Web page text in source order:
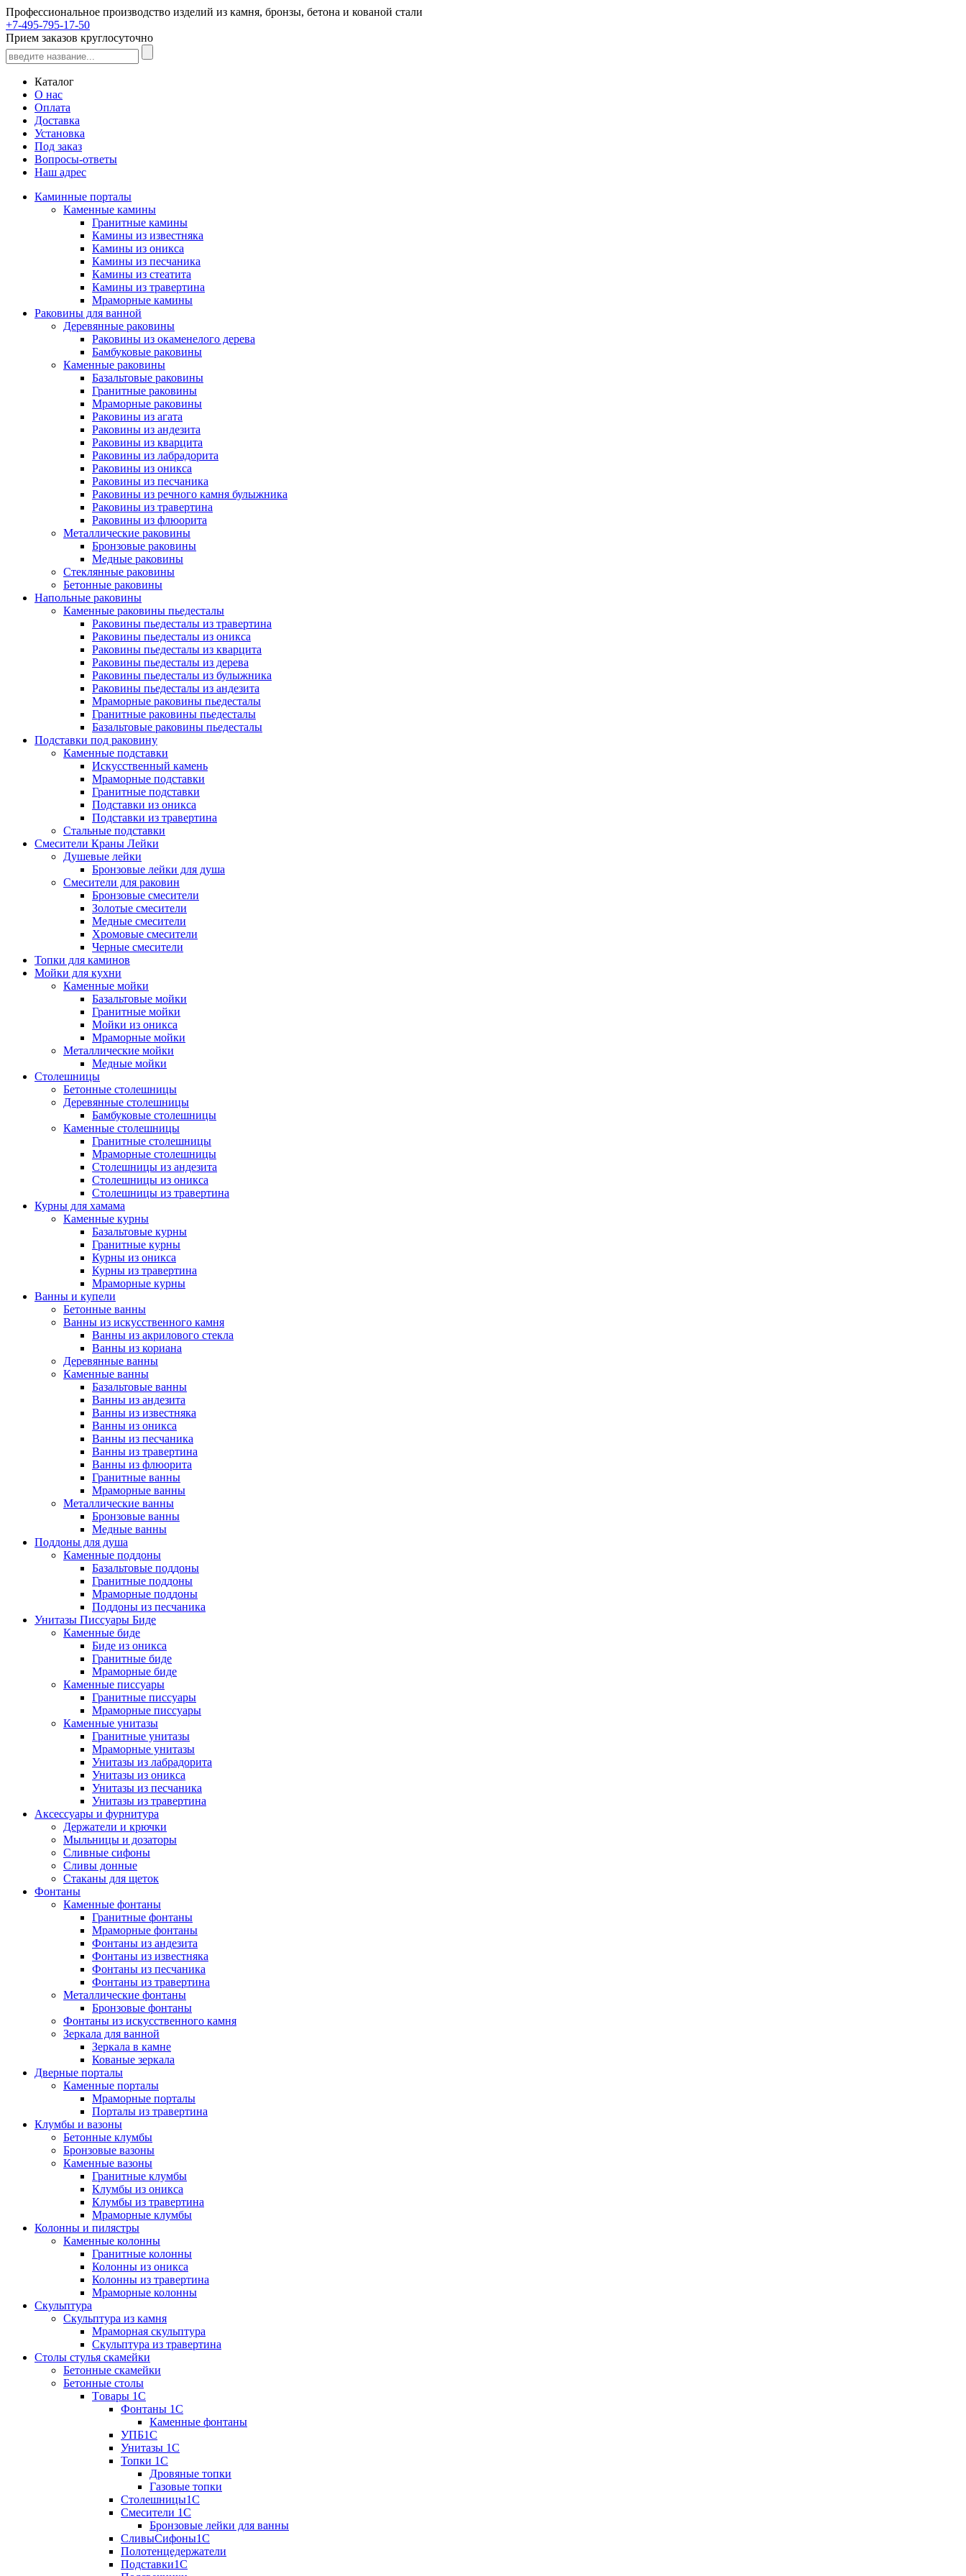
Профессиональное производство изделий из камня, бронзы, бетона и кованой стали
+7-495-795-17-50
Прием заказов круглосуточно
Каталог
О нас
Оплата
Доставка
Установка
Под заказ
Вопросы-ответы
Наш адрес
Каминные порталы
Каменные камины
Гранитные камины
Камины из известняка
Камины из оникса
Камины из песчаника
Камины из стеатита
Камины из травертина
Мраморные камины
Раковины для ванной
Деревянные раковины
Раковины из окаменелого дерева
Бамбуковые раковины
Каменные раковины
Базальтовые раковины
Гранитные раковины
Мраморные раковины
Раковины из агата
Раковины из андезита
Раковины из кварцита
Раковины из лабрадорита
Раковины из оникса
Раковины из песчаника
Раковины из речного камня булыжника
Раковины из травертина
Раковины из флюорита
Металлические раковины
Бронзовые раковины
Медные раковины
Стеклянные раковины
Бетонные раковины
Напольные раковины
Каменные раковины пьедесталы
Раковины пьедесталы из травертина
Раковины пьедесталы из оникса
Раковины пьедесталы из кварцита
Раковины пьедесталы из дерева
Раковины пьедесталы из булыжника
Раковины пьедесталы из андезита
Мраморные раковины пьедесталы
Гранитные раковины пьедесталы
Базальтовые раковины пьедесталы
Подставки под раковину
Каменные подставки
Искусственный камень
Мраморные подставки
Гранитные подставки
Подставки из оникса
Подставки из травертина
Стальные подставки
Смесители Краны Лейки
Душевые лейки
Бронзовые лейки для душа
Смесители для раковин
Бронзовые смесители
Золотые смесители
Медные смесители
Хромовые смесители
Черные смесители
Топки для каминов
Мойки для кухни
Каменные мойки
Базальтовые мойки
Гранитные мойки
Мойки из оникса
Мраморные мойки
Металлические мойки
Медные мойки
Столешницы
Бетонные столешницы
Деревянные столешницы
Бамбуковые столешницы
Каменные столешницы
Гранитные столешницы
Мраморные столешницы
Столешницы из андезита
Столешницы из оникса
Столешницы из травертина
Курны для хамама
Каменные курны
Базальтовые курны
Гранитные курны
Курны из оникса
Курны из травертина
Мраморные курны
Ванны и купели
Бетонные ванны
Ванны из искусственного камня
Ванны из акрилового стекла
Ванны из кориана
Деревянные ванны
Каменные ванны
Базальтовые ванны
Ванны из андезита
Ванны из известняка
Ванны из оникса
Ванны из песчаника
Ванны из травертина
Ванны из флюорита
Гранитные ванны
Мраморные ванны
Металлические ванны
Бронзовые ванны
Медные ванны
Поддоны для душа
Каменные поддоны
Базальтовые поддоны
Гранитные поддоны
Мраморные поддоны
Поддоны из песчаника
Унитазы Писсуары Биде
Каменные биде
Биде из оникса
Гранитные биде
Мраморные биде
Каменные писсуары
Гранитные писсуары
Мраморные писсуары
Каменные унитазы
Гранитные унитазы
Мраморные унитазы
Унитазы из лабрадорита
Унитазы из оникса
Унитазы из песчаника
Унитазы из травертина
Аксессуары и фурнитура
Держатели и крючки
Мыльницы и дозаторы
Сливные сифоны
Сливы донные
Стаканы для щеток
Фонтаны
Каменные фонтаны
Гранитные фонтаны
Мраморные фонтаны
Фонтаны из андезита
Фонтаны из известняка
Фонтаны из песчаника
Фонтаны из травертина
Металлические фонтаны
Бронзовые фонтаны
Фонтаны из искусственного камня
Зеркала для ванной
Зеркала в камне
Кованые зеркала
Дверные порталы
Каменные порталы
Мраморные порталы
Порталы из травертина
Клумбы и вазоны
Бетонные клумбы
Бронзовые вазоны
Каменные вазоны
Гранитные клумбы
Клумбы из оникса
Клумбы из травертина
Мраморные клумбы
Колонны и пилястры
Каменные колонны
Гранитные колонны
Колонны из оникса
Колонны из травертина
Мраморные колонны
Скульптура
Скульптура из камня
Мраморная скульптура
Скульптура из травертина
Столы стулья скамейки
Бетонные скамейки
Бетонные столы
Tовары 1C
Фонтаны 1C
Каменные фонтаны
УПБ1С
Унитазы 1С
Топки 1С
Дровяные топки
Газовые топки
Столешницы1С
Смесители 1С
Бронзовые лейки для ванны
СливыСифоны1С
Полотенцедержатели
Подставки1С